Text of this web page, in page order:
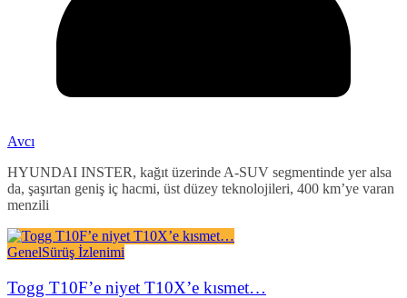
Avcı
HYUNDAI INSTER, kağıt üzerinde A-SUV segmentinde yer alsa
da, şaşırtan geniş iç hacmi, üst düzey teknolojileri, 400 km’ye varan
menzili
GenelSürüş İzlenimi
Togg T10F’e niyet T10X’e kısmet…